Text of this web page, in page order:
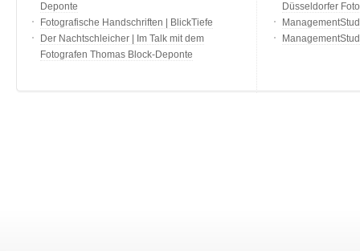
Deponte
Fotografische Handschriften | BlickTiefe
Der Nachtschleicher | Im Talk mit dem
Fotografen Thomas Block-Deponte
Düsseldorfer